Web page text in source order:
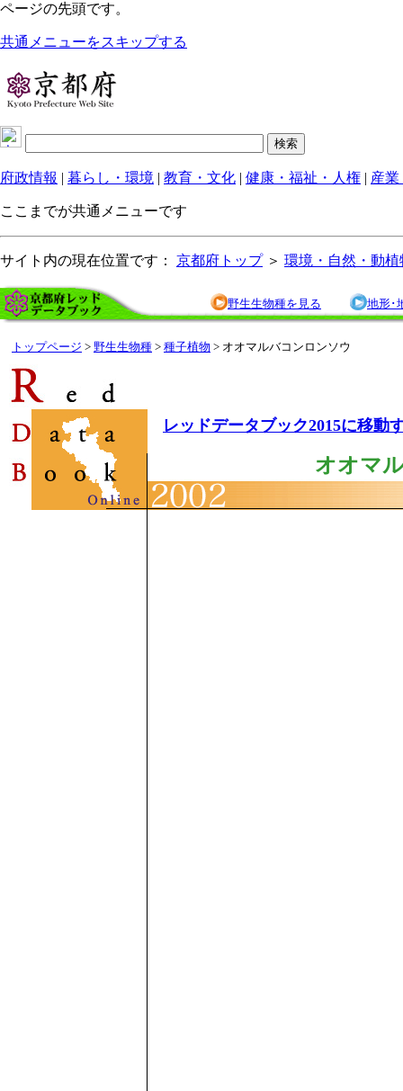
ページの先頭です。
共通メニューをスキップする
府政情報 | 暮らし・環境 | 教育・文化 | 健康・福祉・人権 | 産業
ここまでが共通メニューです
サイト内の現在位置です： 京都府トップ＞ 環境・自然・動植
野生生物種を見る 地形･
トップページ > 野生生物種 > 種子植物 > オオマルバコンロンソウ
レッドデータブック2015に移動
オオマ